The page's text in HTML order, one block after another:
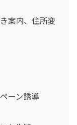
案内、住所変
ーン誘導